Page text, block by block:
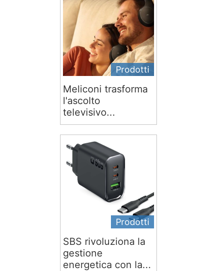
Prodotti
Meliconi trasforma
l'ascolto
televisivo...
Prodotti
SBS rivoluziona la
gestione
energetica con la...